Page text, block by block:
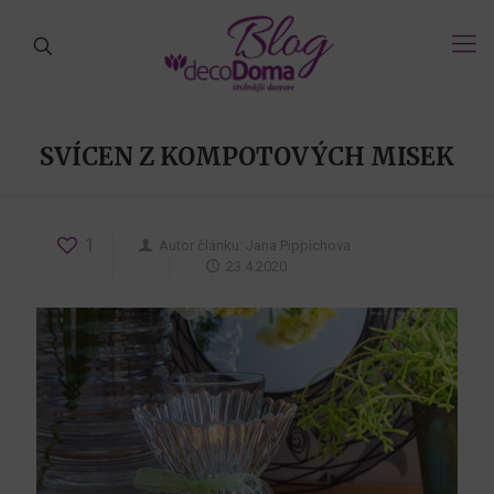
SVÍCEN Z KOMPOTOVÝCH MISEK
1 Autor článku: Jana Pippichova
23.4.2020